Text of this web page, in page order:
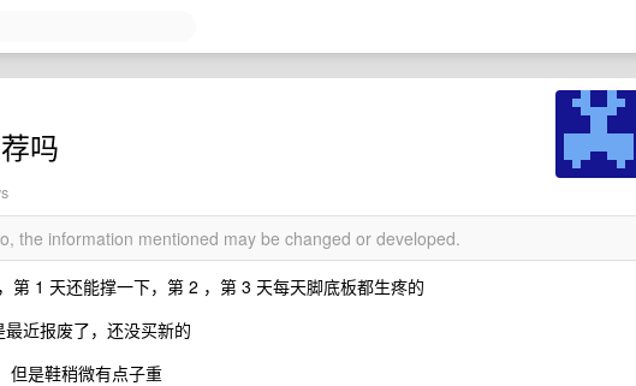
吗
the information mentioned may be changed or developed.
第 1 天还能撑一下，第 2 ，第 3 天每天脚底板都生疼的
近报废了，还没买新的
但是鞋稍微有点子重